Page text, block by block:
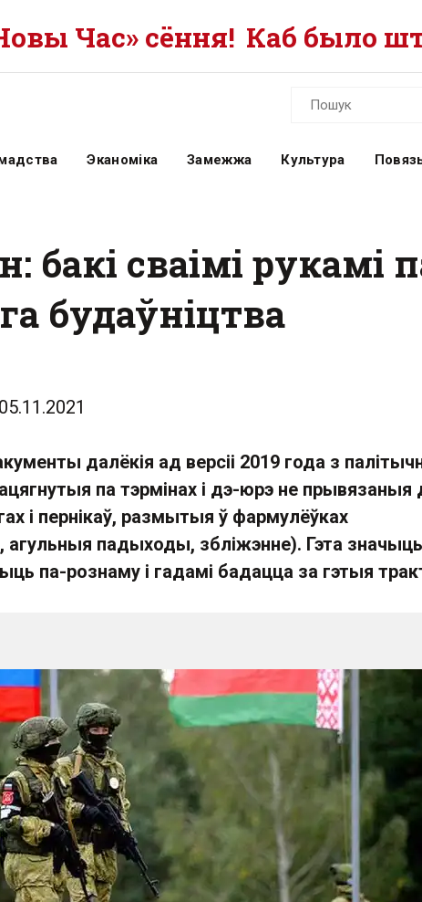
Час» сёння! Каб было
Эканоміка Замежжа Культура
сваімі рукамі
будаўніцтва
05.11.2021
далёкія ад версіі 2019 года з
па тэрмінах і дэ-юрэ не прывязаныя
і пернікаў, размытыя ў фармулёўках
агульныя падыходы, збліжэнне). Гэта
па-рознаму і гадамі бадацца за гэтыя